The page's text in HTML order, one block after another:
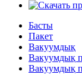
Басты
Пакет
Вакуумдық
Вакуумдық
Вакуумдық